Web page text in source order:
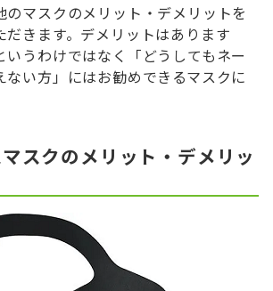
のマスクのメリット・デメリットを
だきます。デメリットはあります
うわけではなく「どうしてもネー
ない方」にはお勧めできるマスクに
スクのメリット・デメリッ